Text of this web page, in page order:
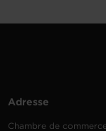
Adresse
Chambre de